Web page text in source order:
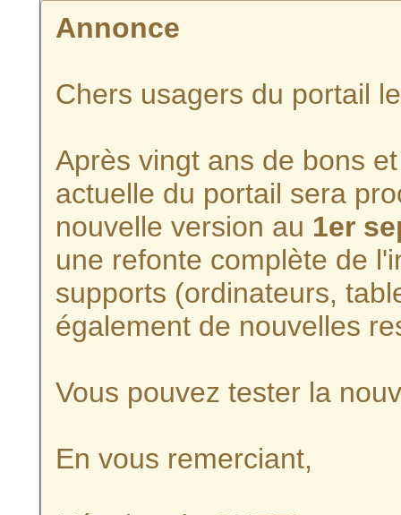
Annonce
Chers usagers du portail
Après vingt ans de bons
actuelle du portail sera
nouvelle version au 1er
une refonte complète de
supports (ordinateurs,
également de nouvelles
Vous pouvez tester la
En vous remerciant,